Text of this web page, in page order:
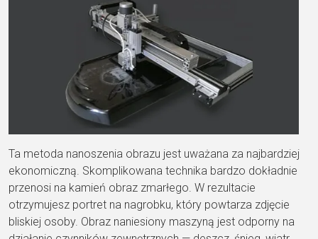
Ta metoda nanoszenia obrazu jest uważana za najbardziej
ekonomiczną. Skomplikowana technika bardzo dokładnie
przenosi na kamień obraz zmarłego. W rezultacie
otrzymujesz portret na nagrobku, który powtarza zdjęcie
bliskiej osoby. Obraz naniesiony maszyną jest odporny na